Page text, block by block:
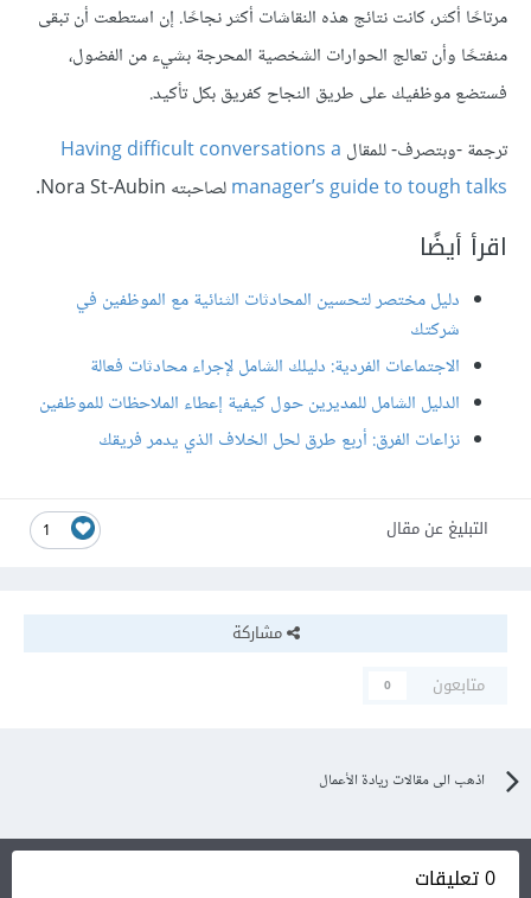
مرتاحًا أكثر، كانت نتائج هذه النقاشات أكثر نجاحًا. إن استطعت أن تبقى
منفتحًا وأن تعالج الحوارات الشخصية المحرجة بشيء من الفضول،
فستضع موظفيك على طريق النجاح كفريق بكل تأكيد.
ترجمة -وبتصرف- للمقال Having difficult conversations a
manager’s guide to tough talksلصاحبته Nora St-Aubin.
اقرأ أيضًا
دليل مختصر لتحسين المحادثات الثنائية مع الموظفين في
شركتك
الاجتماعات الفردية: دليلك الشامل لإجراء محادثات فعالة
الدليل الشامل للمديرين حول كيفية إعطاء الملاحظات للموظفين
نزاعات الفرق: أربع طرق لحل الخلاف الذي يدمر فريقك
1 التبليغ عن مقال
مشاركة
متابعون
0
اذهب الى مقالات ريادة الأعمال
0 تعليقات